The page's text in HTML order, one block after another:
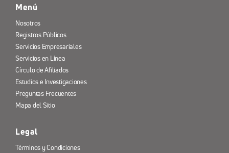
Menú
Nosotros
Registros Públicos
Servicios Empresariales
Servicios en Línea
Círculo de Afiliados
Estudios e Investigaciones
Preguntas Frecuentes
Mapa del Sitio
Legal
Términos y Condiciones